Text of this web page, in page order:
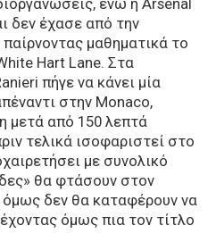
ενώ η Arsenal
δεν έχασε από την
μαθηματικά το
Hart Lane. Στα
πήγε να κάνει μία
στην Monaco,
μετά από 150 λεπτά
τελικά ισοφαριστεί στο
με συνολικό
θα φτάσουν στον
όμως δεν θα καταφέρουν να
όμως πια τον τίτλο